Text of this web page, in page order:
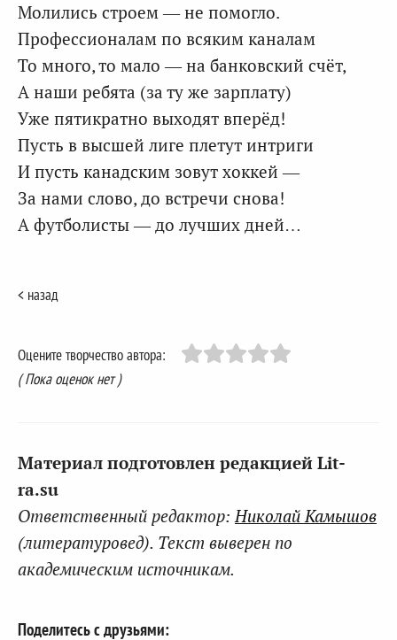
Молились строем — не помогло.
Профессионалам по всяким каналам
То много, то мало — на банковский счёт,
А наши ребята (за ту же зарплату)
Уже пятикратно выходят вперёд!
Пусть в высшей лиге плетут интриги
И пусть канадским зовут хоккей —
За нами слово, до встречи снова!
А футболисты — до лучших дней…
< назад
Оцените творчество автора:
( Пока оценок нет )
Материал подготовлен редакцией Lit-
ra.su
Ответственный редактор: Николай Камышов
(литературовед). Текст выверен по
академическим источникам.
Поделитесь с друзьями: